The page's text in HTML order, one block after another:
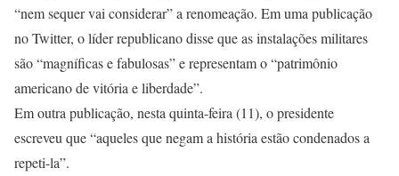
“nem sequer vai considerar” a renomeação. Em uma publicação
no Twitter, o líder republicano disse que as instalações militares
são “magníficas e fabulosas” e representam o “patrimônio
americano de vitória e liberdade”.
Em outra publicação, nesta quinta-feira (11), o presidente
escreveu que “aqueles que negam a história estão condenados a
repeti-la”.